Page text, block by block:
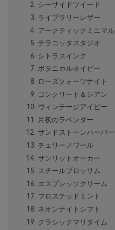
シーサイドツイード
ライブラリーレザー
アークティックミニマル
テラコッタスタジオ
シトラスインク
ボタニカルネイビー
ローズクォーツナイト
コンクリート＆シアン
ヴィンテージアイビー
月夜のラベンダー
サンドストーンハーバー
チェリーノワール
サンリットオーカー
スチールブロッサム
エスプレッソクリーム
フロステッドミント
ネオンナイトシフト
クラシックマリタイム